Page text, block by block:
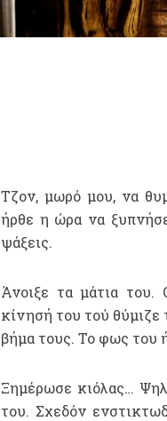
Τζον, μωρό μου, να
ήρθε η ώρα να
ψάξεις.
Άνοιξε τα μάτια του.
κίνησή του τού
βήμα τους. Το φως του
Ξημέρωσε κιόλας…
του. Σχεδόν